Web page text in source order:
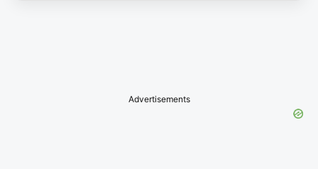
Advertisements